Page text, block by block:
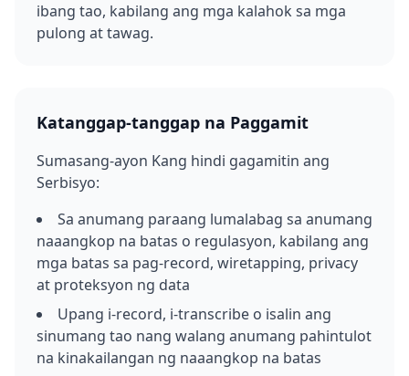
ibang tao, kabilang ang mga kalahok sa mga
pulong at tawag.
Katanggap-tanggap na Paggamit
Sumasang-ayon Kang hindi gagamitin ang
Serbisyo:
Sa anumang paraang lumalabag sa anumang
naaangkop na batas o regulasyon, kabilang ang
mga batas sa pag-record, wiretapping, privacy
at proteksyon ng data
Upang i-record, i-transcribe o isalin ang
sinumang tao nang walang anumang pahintulot
na kinakailangan ng naaangkop na batas